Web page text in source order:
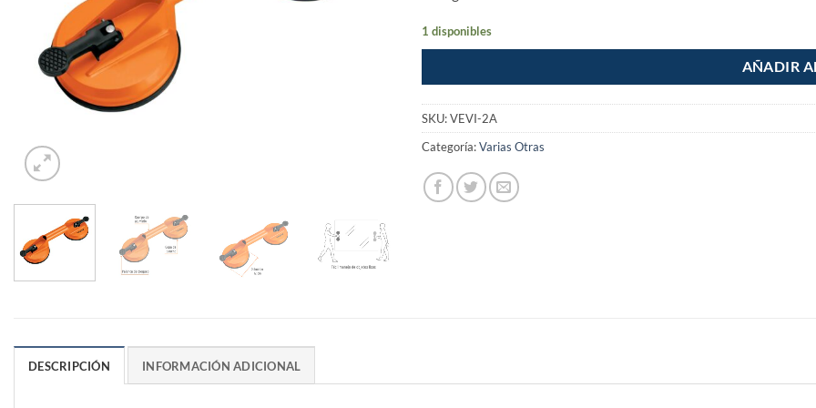
1 disponibles
AÑADIR
SKU:VEVI-2A
Categoría:Varias Otras
DESCRIPCIÓN INFORMACIÓN ADICIONAL